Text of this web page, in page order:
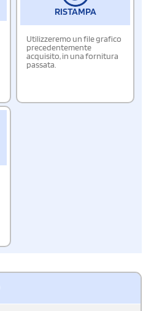
RISTAMPA
Utilizzeremo un file grafico
precedentemente
acquisito, in una fornitura
passata.